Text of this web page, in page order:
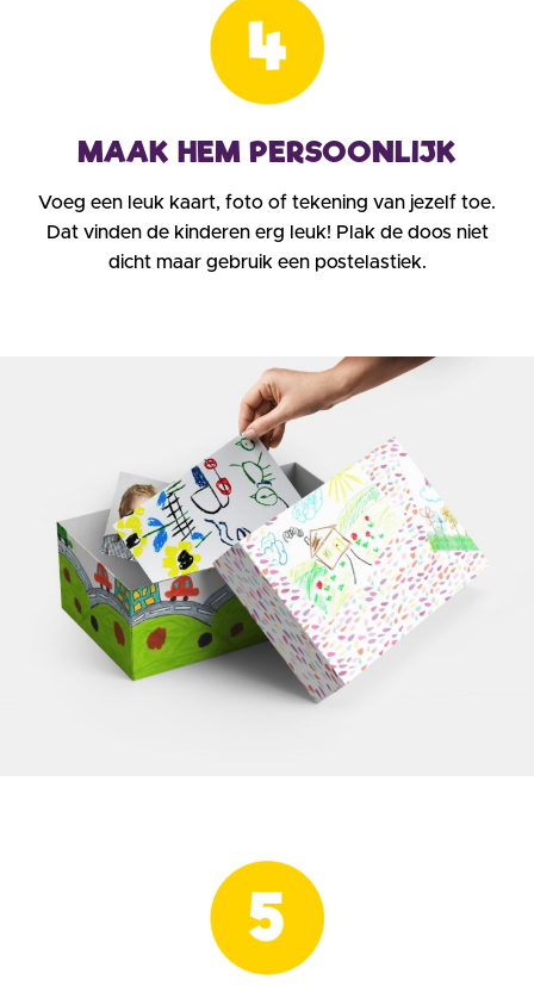
MAAK HEM PERSOONLIJK
Voeg een leuk kaart, foto of tekening van jezelf toe.
Dat vinden de kinderen erg leuk! Plak de doos niet
dicht maar gebruik een postelastiek.